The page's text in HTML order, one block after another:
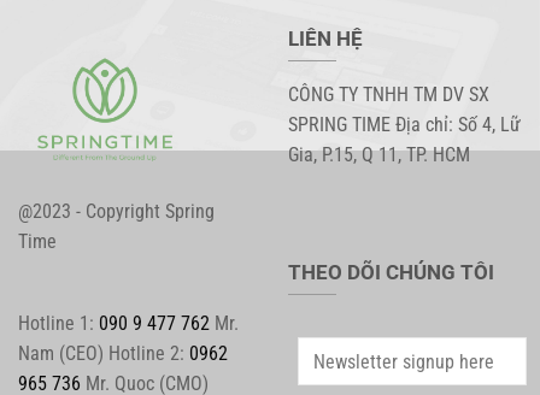
@2023 - Copyright Spring
Time
LIÊN HỆ
CÔNG TY TNHH TM DV SX
SPRING TIME Địa chỉ: Số 4, Lữ
Gia, P.15, Q 11, TP. HCM
Hotline 1: 090 9 477 762 Mr.
Nam (CEO) Hotline 2: 0962
965 736 Mr. Quoc (CMO)
THEO DÕI CHÚNG TÔI